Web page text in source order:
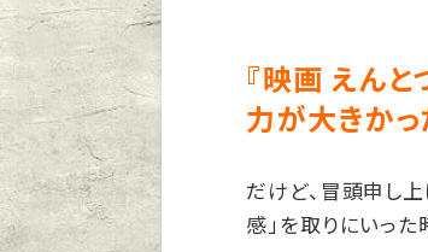
『映画 えんと
力が大きかっ
だけど、冒頭申し上
感」を取りにいった